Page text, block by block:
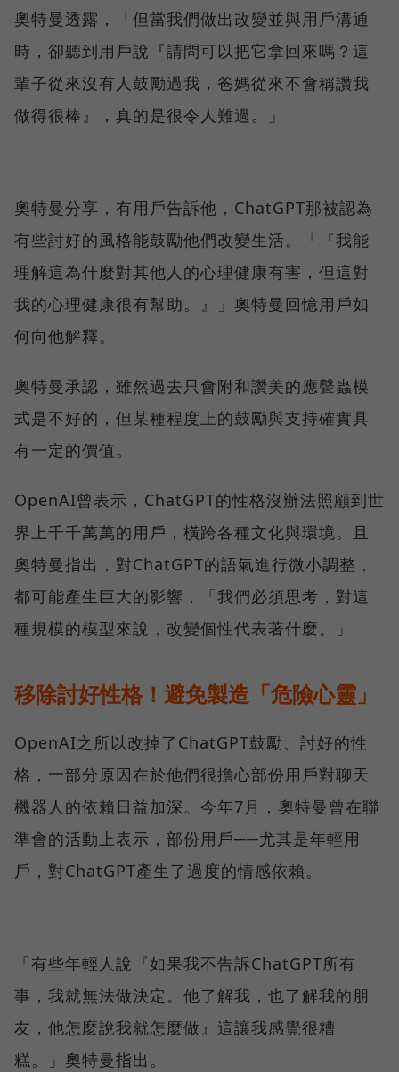
奧特曼透露，「但當我們做出改變並與用戶溝通
時，卻聽到用戶說『請問可以把它拿回來嗎？這
輩子從來沒有人鼓勵過我，爸媽從來不會稱讚我
做得很棒』，真的是很令人難過。」
奧特曼分享，有用戶告訴他，ChatGPT那被認為
有些討好的風格能鼓勵他們改變生活。「『我能
理解這為什麼對其他人的心理健康有害，但這對
我的心理健康很有幫助。』」奧特曼回憶用戶如
何向他解釋。
奧特曼承認，雖然過去只會附和讚美的應聲蟲模
式是不好的，但某種程度上的鼓勵與支持確實具
有一定的價值。
OpenAI曾表示，ChatGPT的性格沒辦法照顧到世
界上千千萬萬的用戶，橫跨各種文化與環境。且
奧特曼指出，對ChatGPT的語氣進行微小調整，
都可能產生巨大的影響，「我們必須思考，對這
種規模的模型來說，改變個性代表著什麼。」
移除討好性格！避免製造「危險心靈」
OpenAI之所以改掉了ChatGPT鼓勵、討好的性
格，一部分原因在於他們很擔心部份用戶對聊天
機器人的依賴日益加深。今年7月，奧特曼曾在聯
準會的活動上表示，部份用戶──尤其是年輕用
戶，對ChatGPT產生了過度的情感依賴。
「有些年輕人說『如果我不告訴ChatGPT所有
事，我就無法做決定。他了解我，也了解我的朋
友，他怎麼說我就怎麼做』這讓我感覺很糟
糕。」奧特曼指出。